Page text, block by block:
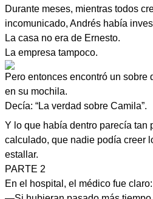
Durante meses, mientras todos
incomunicado, Andrés había
La casa no era de Ernesto.
La empresa tampoco.
Pero entonces encontró un sobre
en su mochila.
Decía: “La verdad sobre Camila”.
Y lo que había dentro parecía tan
calculado, que nadie podía creer
estallar.
PARTE 2
En el hospital, el médico fue claro: